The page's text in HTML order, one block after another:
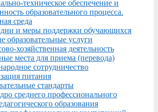
техническое обеспечение и
образовательного процесса.
среда
и меры поддержки обучающихся
образовательные услуги
хозяйственная деятельность
места для приема (перевода)
сотрудничество
питания
стандарты
среднего профессионального
образования